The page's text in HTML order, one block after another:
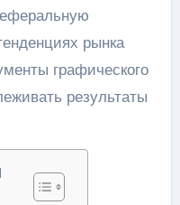
рынка
графического
результаты